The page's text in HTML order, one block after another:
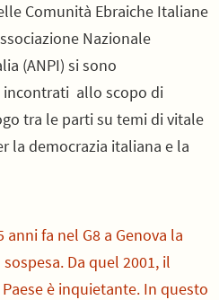
Comunità Ebraiche Italiane
Nazionale
(ANPI) si sono
incontrati allo scopo di
tra le parti su temi di vitale
la democrazia italiana e la
anni fa nel G8 a Genova la
Da quel 2001, il
è inquietante. In questo